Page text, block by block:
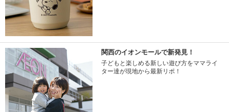
関西のイオンモールで新発見！
子どもと楽しめる新しい遊び方をママライ
ター達が現地から最新リポ！